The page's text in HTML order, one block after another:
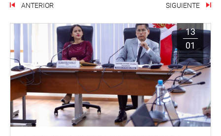
ANTERIOR SIGUIENTE
13
01